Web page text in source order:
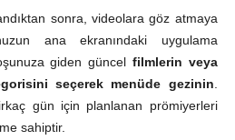
sonra, videolara göz atmaya
ana ekranındaki uygulama
giden güncel filmlerin veya
seçerek menüde gezinin
gün için planlanan prömiyerleri
sahiptir.